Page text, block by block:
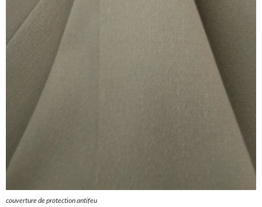
couverture de protection antifeu